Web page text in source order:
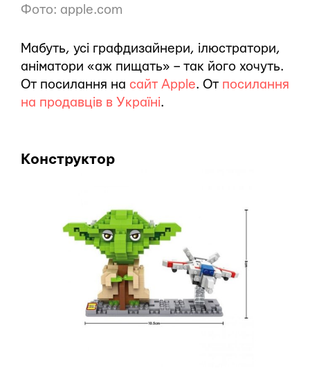
Фото: apple.com
Мабуть, усі графдизайнери, ілюстратори,
аніматори «аж пищать» – так його хочуть.
От посилання на сайт Apple. От посилання
на продавців в Україні.
Конструктор